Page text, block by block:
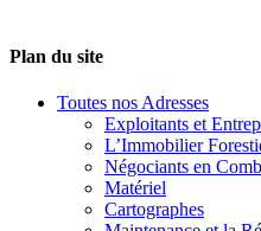
Plan du site
Toutes nos Adresses
Exploitants et
L’Immobilier
Négociants en
Matériel
Cartographes